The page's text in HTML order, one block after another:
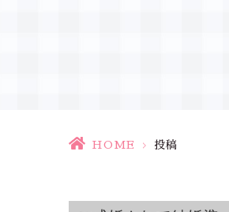
HOME > 投稿